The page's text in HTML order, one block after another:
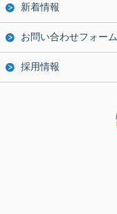
新着情報
お問い合わせフォーム
採用情報